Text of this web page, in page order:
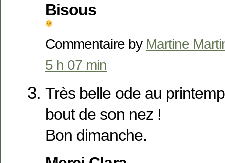
Bisous
Commentaire by Martine
5 h 07 min
Très belle ode au
bout de son nez !
Bon dimanche.